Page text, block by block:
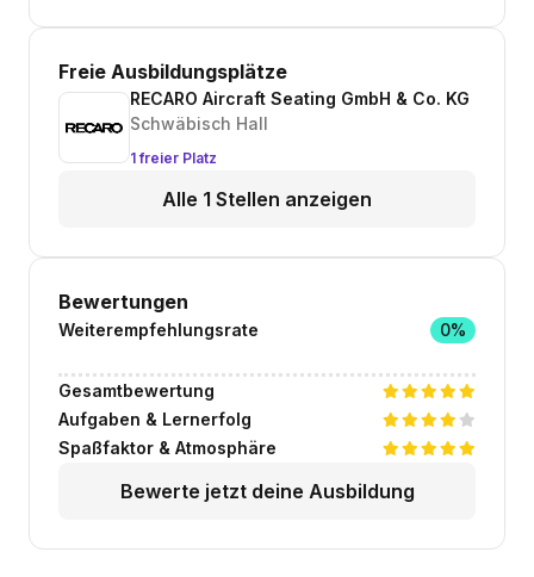
Freie Ausbildungsplätze
RECARO Aircraft Seating GmbH & Co. KG
Schwäbisch Hall
1 freier Platz
Alle 1 Stellen anzeigen
Bewertungen
Weiterempfehlungsrate 0%
Gesamtbewertung
Aufgaben & Lernerfolg
Spaßfaktor & Atmosphäre
Bewerte jetzt deine Ausbildung